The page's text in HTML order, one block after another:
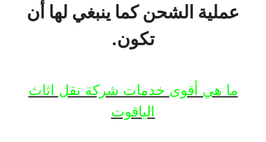
عملية الشحن كما ينبغي لها أن
تكون.
ما هي أقوى خدمات شركة نقل اثاث
الياقوت